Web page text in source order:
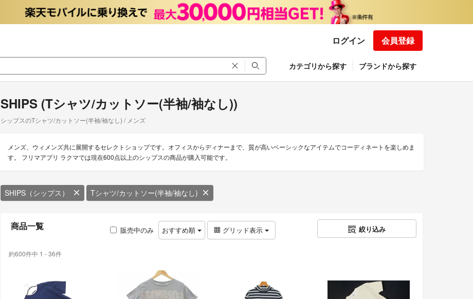
ログイン 会員登録
カテゴリから探す ブランドから探す
SHIPS (Tシャツ/カットソー(半袖/袖なし))
シップスのTシャツ/カットソー(半袖/袖なし) / メンズ
メンズ、ウィメンズ共に展開するセレクトショップです。オフィスからディナーまで、質が高いベーシックなアイテムでコーディネートを楽しめま
す。 フリマアプリ ラクマでは現在600点以上のシップスの商品が購入可能です。
SHIPS（シップス） Tシャツ/カットソー(半袖/袖なし)
商品一覧 販売中のみ おすすめ順 グリッド表示 絞り込み
約600件中 1 - 36件